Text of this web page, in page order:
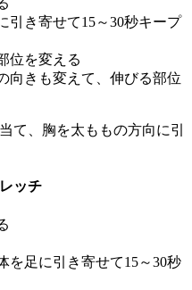
引き寄せて15～30秒キープ
位を変える
向きも変えて、伸びる部位
て、胸を太ももの方向に引
ッチ
を足に引き寄せて15～30秒